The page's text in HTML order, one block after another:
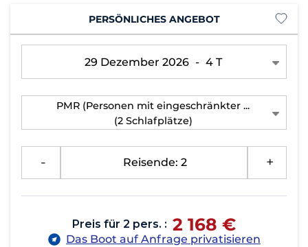
PERSÖNLICHES ANGEBOT
29 Dezember 2026 - 4 T
PMR (Personen mit eingeschränkter ...
(2 Schlafplätze)
Reisende: 2
Preis für 2 pers. : 2 168 €
Das Boot auf Anfrage privatisieren